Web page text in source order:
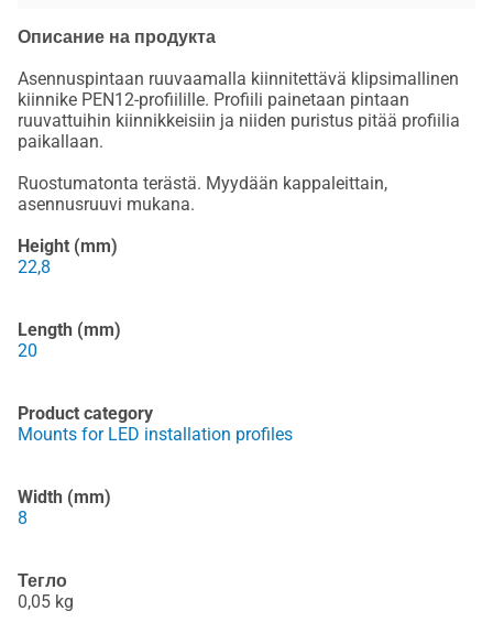
Описание на продукта
Asennuspintaan ruuvaamalla kiinnitettävä klipsimallinen
kiinnike PEN12-profiilille. Profiili painetaan pintaan
ruuvattuihin kiinnikkeisiin ja niiden puristus pitää profiilia
paikallaan.
Ruostumatonta terästä. Myydään kappaleittain,
asennusruuvi mukana.
Height (mm)
22,8
Length (mm)
20
Product category
Mounts for LED installation profiles
Width (mm)
8
Тегло
0,05 kg